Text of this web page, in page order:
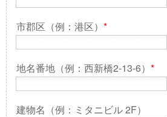
市郡区（例：港区） *
地名番地（例：西新橋2-13-6） *
建物名（例：ミタニビル 2F）